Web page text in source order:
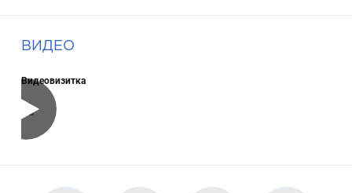
ВИДЕО
Видеовизитка